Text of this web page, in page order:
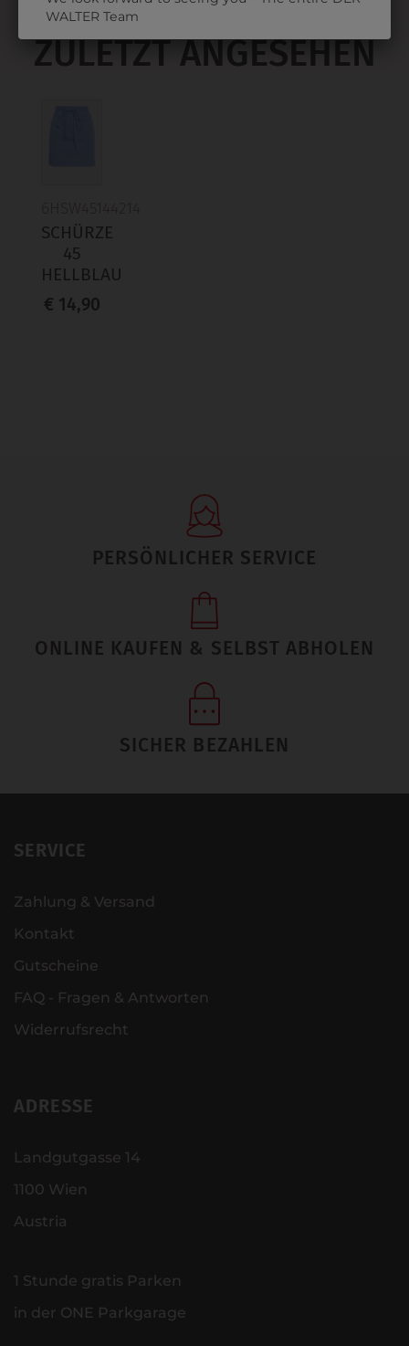
ZULETZT ANGESEHEN
SCHÜRZE
45
HELLBLAU
€ 14,90
PERSÖNLICHER SERVICE
ONLINE KAUFEN & SELBST ABHOLEN
SICHER BEZAHLEN
SERVICE
Zahlung & Versand
Kontakt
Gutscheine
FAQ - Fragen & Antworten
Widerrufsrecht
ADRESSE
Landgutgasse 14
1100 Wien
Austria
1 Stunde gratis Parken
in der ONE Parkgarage
WALTER Team